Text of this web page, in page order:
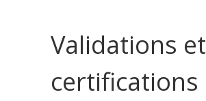
Validations et
certifications